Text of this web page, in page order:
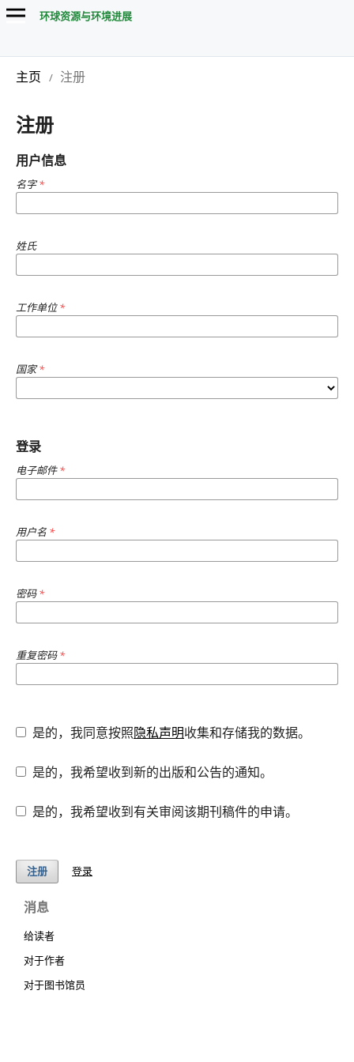
环球资源与环境进展
主页 / 注册
注册
用户信息
名字*
姓氏
工作单位*
国家*
登录
电子邮件*
用户名 *
密码*
重复密码*
是的，我同意按照隐私声明收集和存储我的数据。
是的，我希望收到新的出版和公告的通知。
是的，我希望收到有关审阅该期刊稿件的申请。
注册 登录
消息
给读者
对于作者
对于图书馆员